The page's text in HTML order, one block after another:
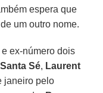
espera que
um outro nome.
e ex-número dois
Santa Sé, Laurent
janeiro pelo